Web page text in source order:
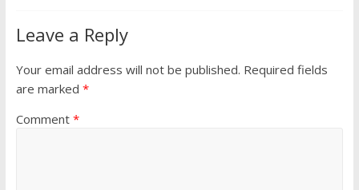
Leave a Reply
Your email address will not be published. Required fields
are marked *
Comment *